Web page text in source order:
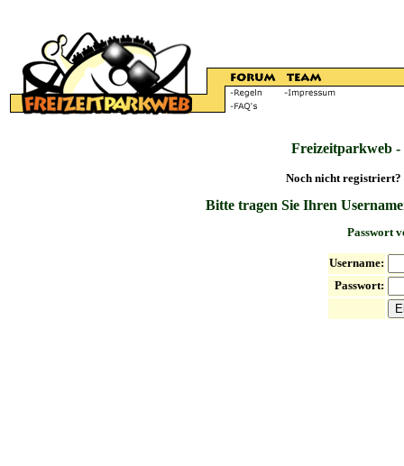
Freizeitparkweb
Noch nicht registriert?
Bitte tragen Sie Ihren
Passwort
Username:
Passwort: